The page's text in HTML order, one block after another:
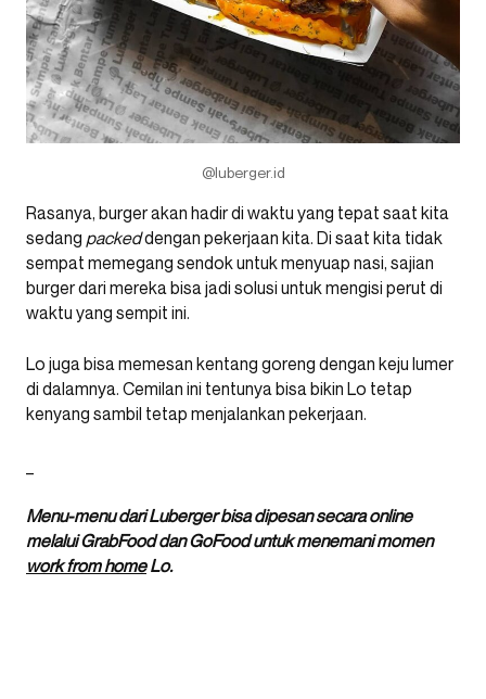
@luberger.id
Rasanya, burger akan hadir di waktu yang tepat saat kita
sedang packeddengan pekerjaan kita. Di saat kita tidak
sempat memegang sendok untuk menyuap nasi, sajian
burger dari mereka bisa jadi solusi untuk mengisi perut di
waktu yang sempit ini.
Lo juga bisa memesan kentang goreng dengan keju lumer
di dalamnya. Cemilan ini tentunya bisa bikin Lo tetap
kenyang sambil tetap menjalankan pekerjaan.
Menu-menu dari Luberger bisa dipesan secara online
melalui GrabFood dan GoFood untuk menemani momen
work from homeLo.